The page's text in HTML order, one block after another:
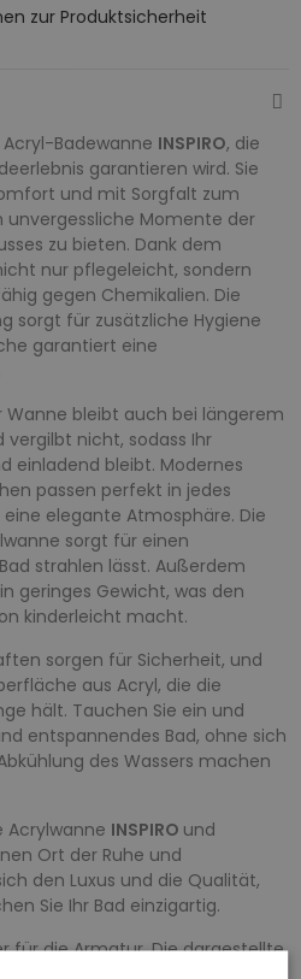
zur Produktsicherheit
Badewanne INSPIRO, die
garantieren wird. Sie
und mit Sorgfalt zum
Momente der
zu bieten. Dank dem
nur pflegeleicht, sondern
gegen Chemikalien. Die
sorgt für zusätzliche Hygiene
garantiert eine
Wanne bleibt auch bei längerem
nicht, sodass Ihr
einladend bleibt. Modernes
passen perfekt in jedes
elegante Atmosphäre. Die
sorgt für einen
strahlen lässt. Außerdem
geringes Gewicht, was den
kinderleicht macht.
sorgen für Sicherheit, und
aus Acryl, die die
hält. Tauchen Sie ein und
entspannendes Bad, ohne sich
des Wassers machen
Acrylwanne INSPIRO und
Ort der Ruhe und
den Luxus und die Qualität,
Sie Ihr Bad einzigartig.
für die Armatur. Die dargestellte